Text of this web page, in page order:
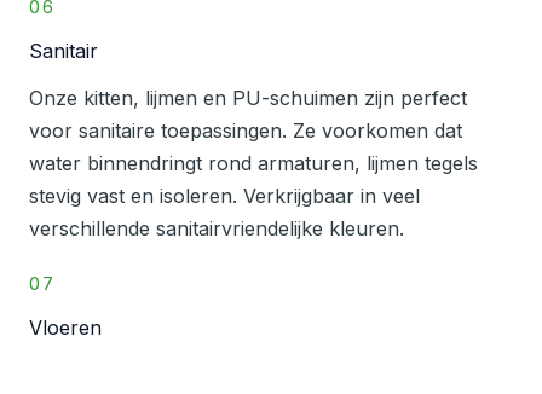
06
Sanitair
Onze kitten, lijmen en PU-schuimen zijn perfect
voor sanitaire toepassingen. Ze voorkomen dat
water binnendringt rond armaturen, lijmen tegels
stevig vast en isoleren. Verkrijgbaar in veel
verschillende sanitairvriendelijke kleuren.
07
Vloeren